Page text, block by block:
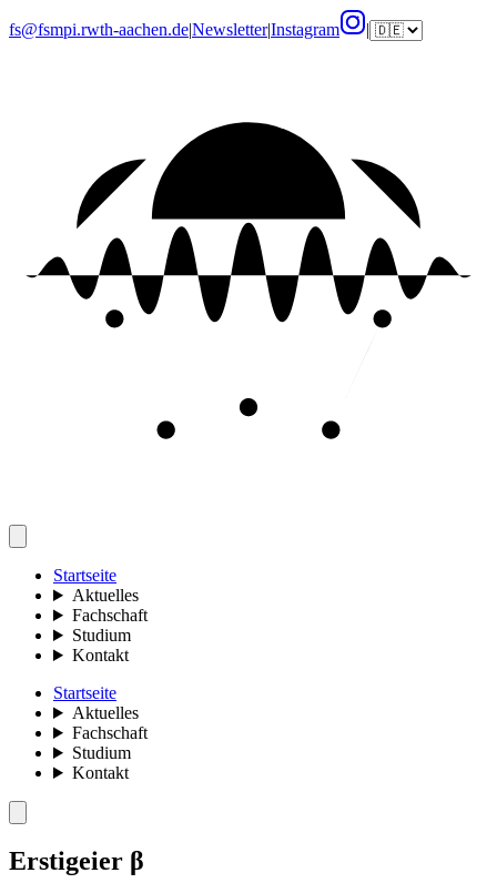
fs@fsmpi.rwth-aachen.de|Newsletter|Instagram |
Startseite
Aktuelles
Fachschaft
Studium
Kontakt
Startseite
Aktuelles
Fachschaft
Studium
Kontakt
Erstigeier β